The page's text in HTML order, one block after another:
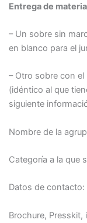
Entrega de
– Un sobre sin
en blanco para el
– Otro sobre con
(idéntico al que
siguiente
Nombre de la
Categoría a la que
Datos de
Brochure, Presskit,